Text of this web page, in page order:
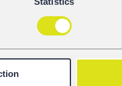
SRL rozszerza swoją
że możemy być częścią
Valetin Grosu, mają
niszowy rynek. “Jednym
naszej floty wagonów.